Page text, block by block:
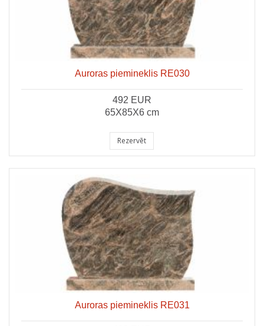
Auroras piemineklis RE030
492 EUR
65X85X6 cm
Rezervēt
Auroras piemineklis RE031